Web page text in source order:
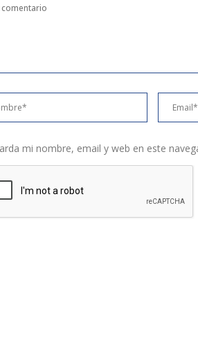
mi nombre, email y web en este